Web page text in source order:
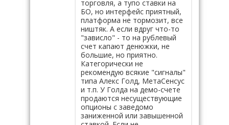
торговля, а тупо ставки на
БО, но интерфейс приятный,
платформа не тормозит, все
ништяк. А если вдруг что-то
"зависло" - то на рублевый
счет капают денюжки, не
большие, но приятно.
Категорически не
рекомендую всякие "сигналы"
типа Алекс Голд, МетаСенсус
и т.п. У Голда на демо-счете
продаются несуществующие
опционы с заведомо
заниженной или завышенной